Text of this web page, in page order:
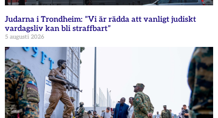
Judarna i Trondheim: ”Vi är rädda att vanligt judiskt
vardagsliv kan bli straffbart”
5 augusti 2026